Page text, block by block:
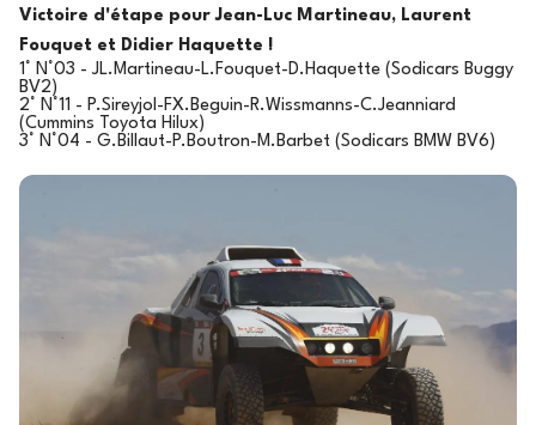
Victoire d'étape pour Jean-Luc Martineau, Laurent
Fouquet et Didier Haquette !
1° N°03 - JL.Martineau-L.Fouquet-D.Haquette (Sodicars Buggy
BV2)
2° N°11 - P.Sireyjol-FX.Beguin-R.Wissmanns-C.Jeanniard
(Cummins Toyota Hilux)
3° N°04 - G.Billaut-P.Boutron-M.Barbet (Sodicars BMW BV6)